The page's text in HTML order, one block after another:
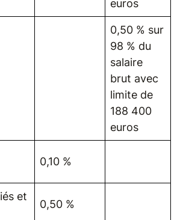
euros
0,50 % sur
98 % du
salaire
brut avec
limite de
188 400
euros
0,10 %
et
0,50 %